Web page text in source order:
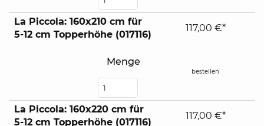
La Piccola: 160x210 cm für
5-12 cm Topperhöhe (017116)
Menge
117,00 €*
bestellen
La Piccola: 160x220 cm für
5-12 cm Topperhöhe (017116)
117,00 €*